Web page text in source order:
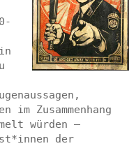
im Zusammenhang
würden –
der